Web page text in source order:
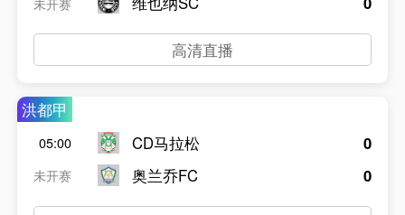
高清直播
洪都甲
05:00
未开赛
CD马拉松
奥兰乔FC
0
0